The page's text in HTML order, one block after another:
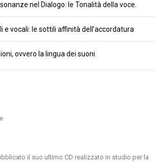
nel Dialogo: le Tonalità della voce.
e vocali: le sottili affinità dell’accordatura
ovvero la lingua dei suoni
il suo ultimo CD realizzato in studio per la